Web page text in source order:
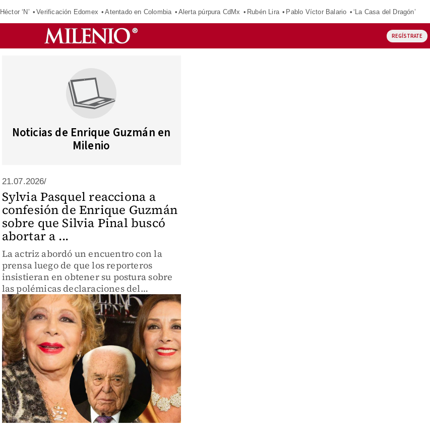
Héctor ‘N’ Verificación Edomex Atentado en Colombia Alerta púrpura CdMx Rubén Lira Pablo Víctor Balario ‘La Casa del Dragón’
REGÍSTRATE
Noticias de Enrique Guzmán en
Milenio
21.07.2026/
Sylvia Pasquel reacciona a
confesión de Enrique Guzmán
sobre que Silvia Pinal buscó
abortar a ...
La actriz abordó un encuentro con la
prensa luego de que los reporteros
insistieran en obtener su postura sobre
las polémicas declaraciones del
cantante sobre su madre.